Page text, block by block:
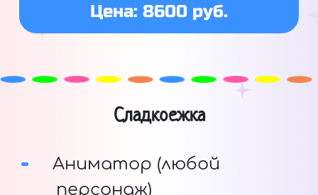
Цена: 8600 руб.
Сладкоежка
Аниматор (любой
персонаж)